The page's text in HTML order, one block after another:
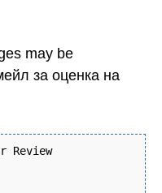
may be
за оценка на
Review